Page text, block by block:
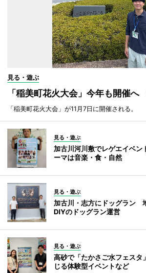
見る・遊ぶ
「稲美町花火大会」今年も開催
「稲美町花火大会」が11月7日に開催される。
見る・遊ぶ
加古川河川敷でレゲエイベ
ーマは音楽・食・自然
見る・遊ぶ
加古川・志方にドッグラン
DIYのドッグラン運営
見る・遊ぶ
高砂で「たかさご水フェス
じる体験型イベントなど